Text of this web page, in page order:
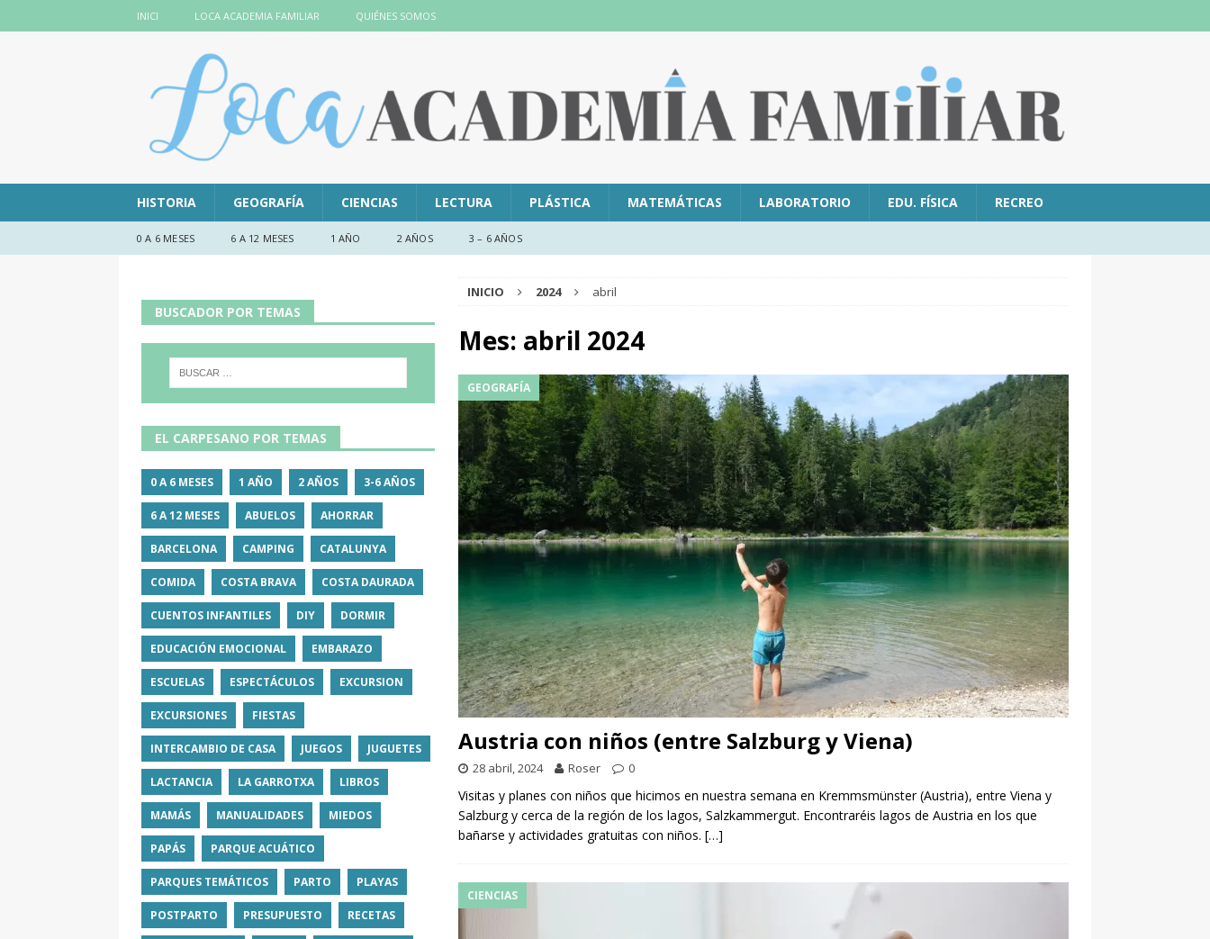
INICI LOCA ACADEMIA FAMILIAR QUIÉNES SOMOS
HISTORIA GEOGRAFÍA CIENCIAS LECTURA PLÁSTICA MATEMÁTICAS LABORATORIO EDU. FÍSICA RECREO
0 A 6 MESES 6 A 12 MESES 1 AÑO 2 AÑOS 3 – 6 AÑOS
INICIO 2024 abril
Mes: abril 2024
GEOGRAFÍA
Austria con niños (entre Salzburg y Viena)
28 abril, 2024 Roser 0
Visitas y planes con niños que hicimos en nuestra semana en Kremmsmünster (Austria), entre Viena y
Salzburg y cerca de la región de los lagos, Salzkammergut. Encontraréis lagos de Austria en los que
bañarse y actividades gratuitas con niños. […]
CIENCIAS
BUSCADOR POR TEMAS
EL CARPESANO POR TEMAS
0 A 6 MESES 1 AÑO 2 AÑOS 3-6 AÑOS
6 A 12 MESES ABUELOS AHORRAR
BARCELONA CAMPING CATALUNYA
COMIDA COSTA BRAVA COSTA DAURADA
CUENTOS INFANTILES DIY DORMIR
EDUCACIÓN EMOCIONAL EMBARAZO
ESCUELAS ESPECTÁCULOS EXCURSION
EXCURSIONES FIESTAS
INTERCAMBIO DE CASA JUEGOS JUGUETES
LACTANCIA LA GARROTXA LIBROS
MAMÁS MANUALIDADES MIEDOS
PAPÁS PARQUE ACUÁTICO
PARQUES TEMÁTICOS PARTO PLAYAS
POSTPARTO PRESUPUESTO RECETAS